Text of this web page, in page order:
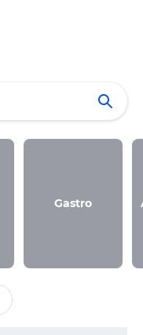
Gastro